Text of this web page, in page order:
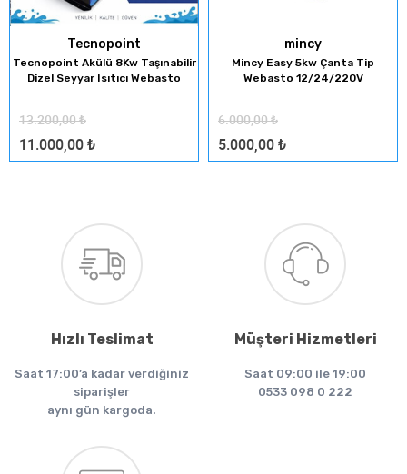
Tecnopoint
Tecnopoint Akülü 8Kw Taşınabilir
Dizel Seyyar Isıtıcı Webasto
13.200,00₺
11.000,00 ₺
mincy
Mincy Easy 5kw Çanta Tip
Webasto 12/24/220V
6.000,00₺
5.000,00 ₺
Hızlı Teslimat
Saat 17:00’a kadar verdiğiniz
siparişler
aynı gün kargoda.
Müşteri Hizmetleri
Saat 09:00 ile 19:00
0533 098 0 222